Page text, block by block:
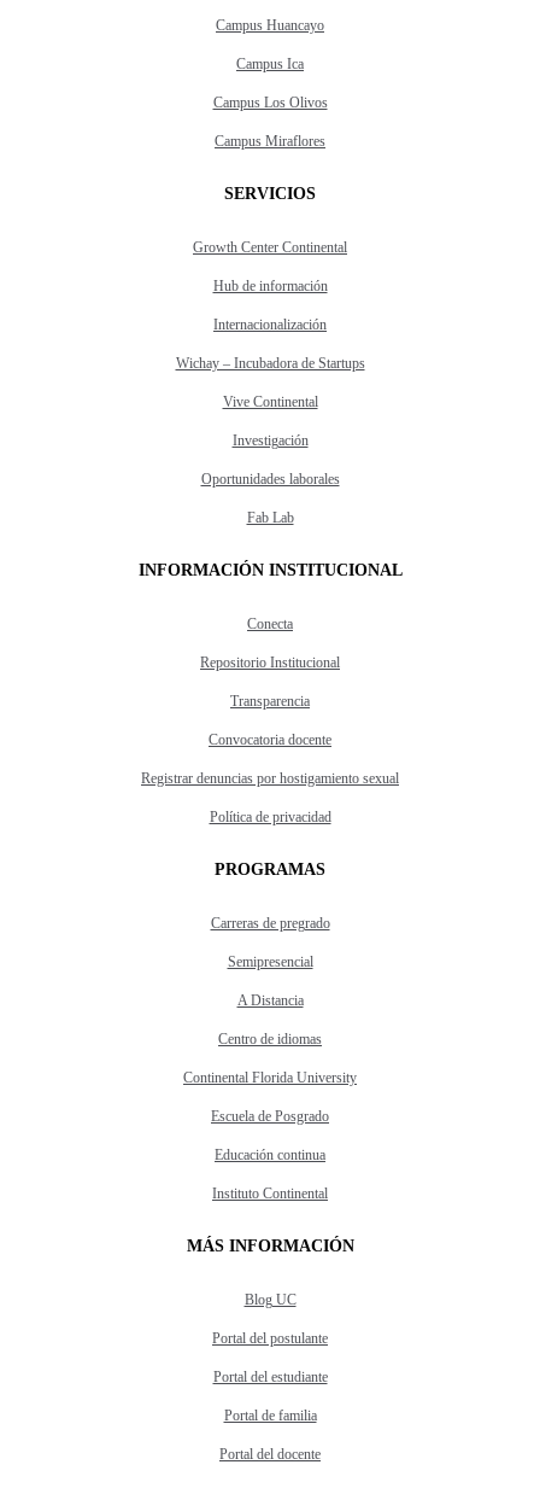
Campus Huancayo
Campus Ica
Campus Los Olivos
Campus Miraflores
SERVICIOS
Growth Center Continental
Hub de información
Internacionalización
Wichay – Incubadora de Startups
Vive Continental
Investigación
Oportunidades laborales
Fab Lab
INFORMACIÓN INSTITUCIONAL
Conecta
Repositorio Institucional
Transparencia
Convocatoria docente
Registrar denuncias por hostigamiento sexual
Política de privacidad
PROGRAMAS
Carreras de pregrado
Semipresencial
A Distancia
Centro de idiomas
Continental Florida University
Escuela de Posgrado
Educación continua
Instituto Continental
MÁS INFORMACIÓN
Blog UC
Portal del postulante
Portal del estudiante
Portal de familia
Portal del docente